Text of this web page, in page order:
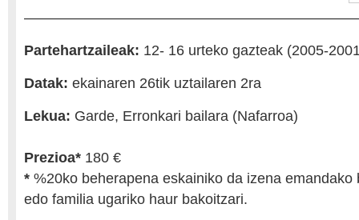
Partehartzaileak: 12- 16 urteko gazteak (2005-
Datak: ekainaren 26tik uztailaren 2ra
Lekua: Garde, Erronkari bailara (Nafarroa)
Prezioa* 180 €
* %20ko beherapena eskainiko da izena emandako
edo familia ugariko haur bakoitzari.